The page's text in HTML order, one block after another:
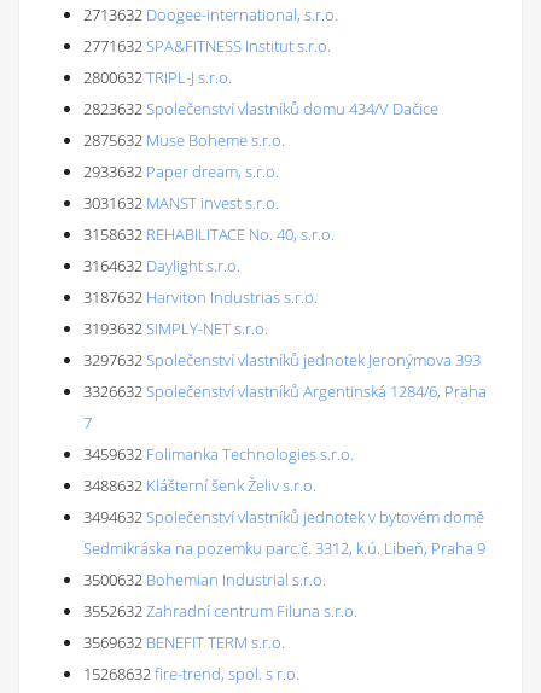
2713632 Doogee-international, s.r.o.
2771632SPA&FITNESS Institut s.r.o.
2800632TRIPL-J s.r.o.
2823632Společenství vlastníků domu 434/V Dačice
2875632 Muse Boheme s.r.o.
2933632 Paper dream, s.r.o.
3031632 MANST invest s.r.o.
3158632 REHABILITACE No. 40, s.r.o.
3164632 Daylight s.r.o.
3187632 Harviton Industrias s.r.o.
3193632SIMPLY-NET s.r.o.
3297632Společenství vlastníků jednotek Jeronýmova 393
3326632Společenství vlastníků Argentinská 1284/6, Praha
7
3459632 Folimanka Technologies s.r.o.
3488632 Klášterní šenk Želiv s.r.o.
3494632Společenství vlastníků jednotek v bytovém domě
Sedmikráska na pozemku parc.č. 3312, k.ú. Libeň, Praha 9
3500632 Bohemian Industrial s.r.o.
3552632Zahradní centrum Filuna s.r.o.
3569632 BENEFIT TERM s.r.o.
15268632fire-trend, spol. s r.o.